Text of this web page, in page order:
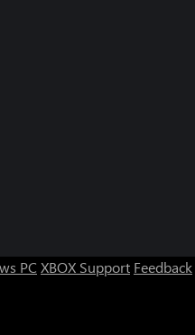
PC XBOX Support Feedback